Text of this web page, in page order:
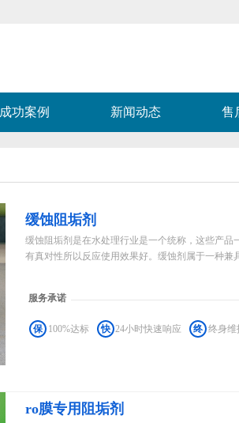
成功案例 新闻动态 售
缓蚀阻垢剂
缓蚀阻垢剂是在水处理行业是一个统称，这些产
有真对性所以反应使用效果好。缓蚀剂属于一种兼
服务承诺
保 100%达标 快 24小时快速响应 终 终身维
ro膜专用阻垢剂